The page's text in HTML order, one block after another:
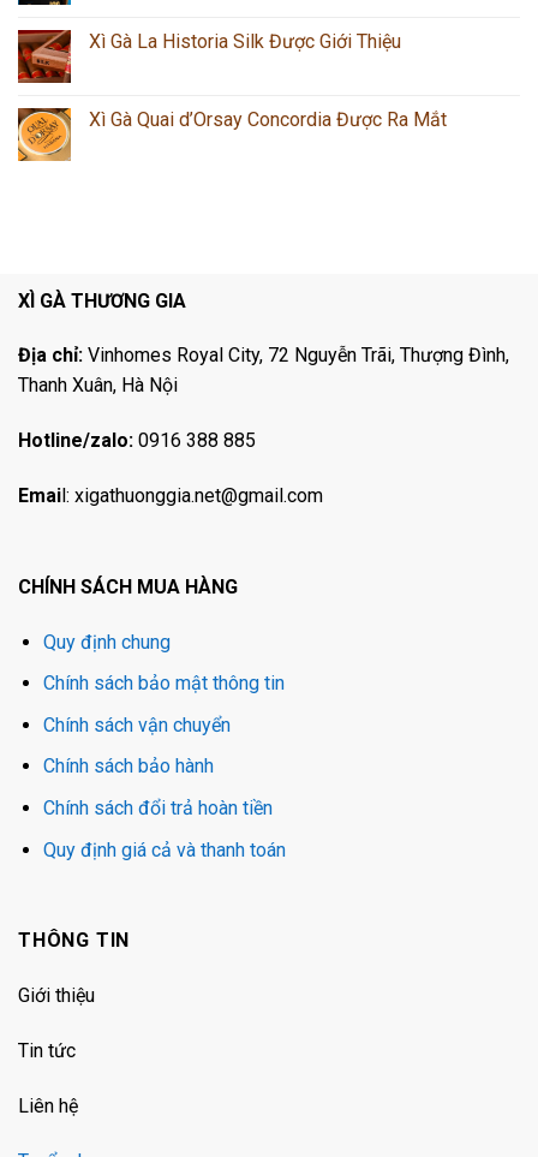
Xì Gà La Historia Silk Được Giới Thiệu
Xì Gà Quai d’Orsay Concordia Được Ra Mắt
XÌ GÀ THƯƠNG GIA
Địa chỉ: Vinhomes Royal City, 72 Nguyễn Trãi, Thượng Đình,
Thanh Xuân, Hà Nội
Hotline/zalo: 0916 388 885
Email: xigathuonggia.net@gmail.com
CHÍNH SÁCH MUA HÀNG
Quy định chung
Chính sách bảo mật thông tin
Chính sách vận chuyển
Chính sách bảo hành
Chính sách đổi trả hoàn tiền
Quy định giá cả và thanh toán
THÔNG TIN
Giới thiệu
Tin tức
Liên hệ